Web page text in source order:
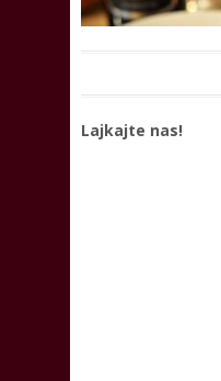
Lajkajte nas!